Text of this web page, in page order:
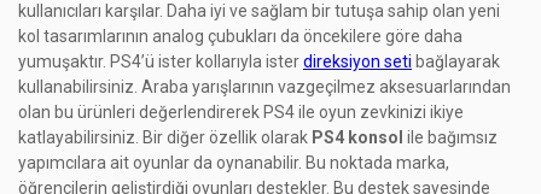
kullanıcıları karşılar. Daha iyi ve sağlam bir tutuşa sahip olan yeni
kol tasarımlarının analog çubukları da öncekilere göre daha
yumuşaktır. PS4’ü ister kollarıyla isterdireksiyon seti bağlayarak
kullanabilirsiniz. Araba yarışlarının vazgeçilmez aksesuarlarından
olan bu ürünleri değerlendirerek PS4 ile oyun zevkinizi ikiye
katlayabilirsiniz. Bir diğer özellik olarak PS4 konsol ile bağımsız
yapımcılara ait oyunlar da oynanabilir. Bu noktada marka,
öğrencilerin geliştirdiği oyunları destekler. Bu destek sayesinde